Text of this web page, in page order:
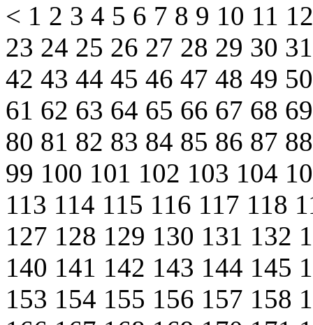
< 1 2 3 4 5 6 7 8 9 10 11
23 24 25 26 27 28 29 30
42 43 44 45 46 47 48 49
61 62 63 64 65 66 67 68
80 81 82 83 84 85 86 87
99 100 101 102 103 104
113 114 115 116 117 118
127 128 129 130 131 132
140 141 142 143 144 145
153 154 155 156 157 158